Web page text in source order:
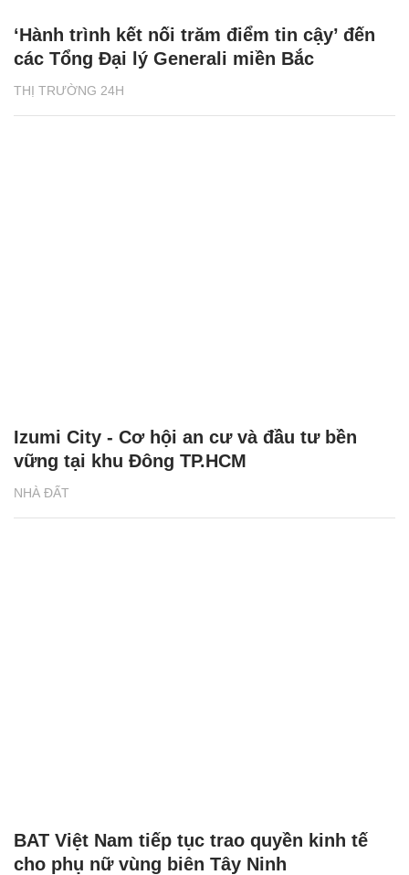
THỊ TRƯỜNG 24H
‘Hành trình kết nối trăm điểm tin cậy’ đến
các Tổng Đại lý Generali miền Bắc
NHÀ ĐẤT
Izumi City - Cơ hội an cư và đầu tư bền
vững tại khu Đông TP.HCM
BAT Việt Nam tiếp tục trao quyền kinh tế
cho phụ nữ vùng biên Tây Ninh